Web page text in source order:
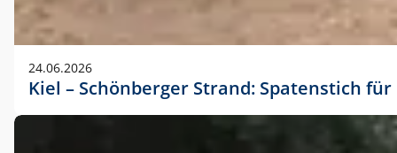
24.06.2026
Kiel – Schönberger Strand: Spatenstich